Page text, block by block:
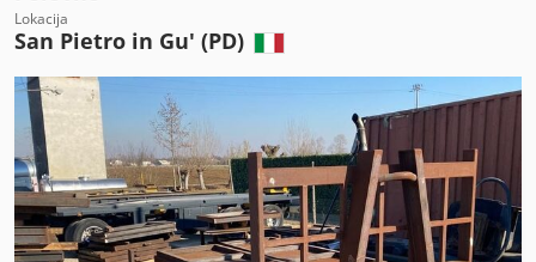
Lokacija
San Pietro in Gu' (PD)